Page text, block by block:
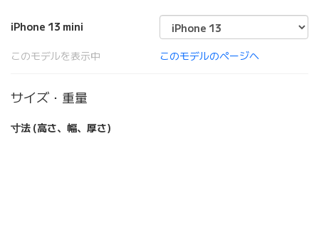
iPhone 13 mini
このモデルを表示中 このモデルのページへ
サイズ・重量
寸法 (高さ、幅、厚さ)